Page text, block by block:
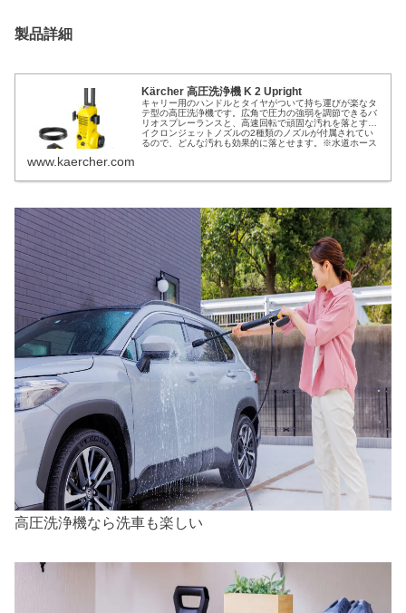
製品詳細
Kärcher 高圧洗浄機 K 2 Upright
キャリー用のハンドルとタイヤがついて持ち運びが楽なタ
テ型の高圧洗浄機です。広角で圧力の強弱を調節できるバ
リオスプレーランスと、高速回転で頑固な汚れを落とすサ
イクロンジェットノズルの2種類のノズルが付属されてい
るので、どんな汚れも効果的に落とせます。※水道ホース
www.kaercher.com
高圧洗浄機なら洗車も楽しい